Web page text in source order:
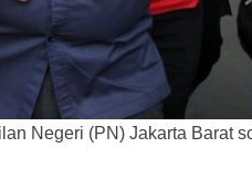
Negeri (PN) Jakarta Barat